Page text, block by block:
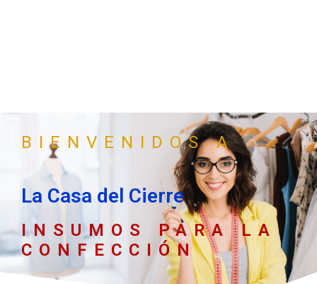
BIENVENIDOS A
La Casa del Cierre
INSUMOS PARA LA
CONFECCIÓN